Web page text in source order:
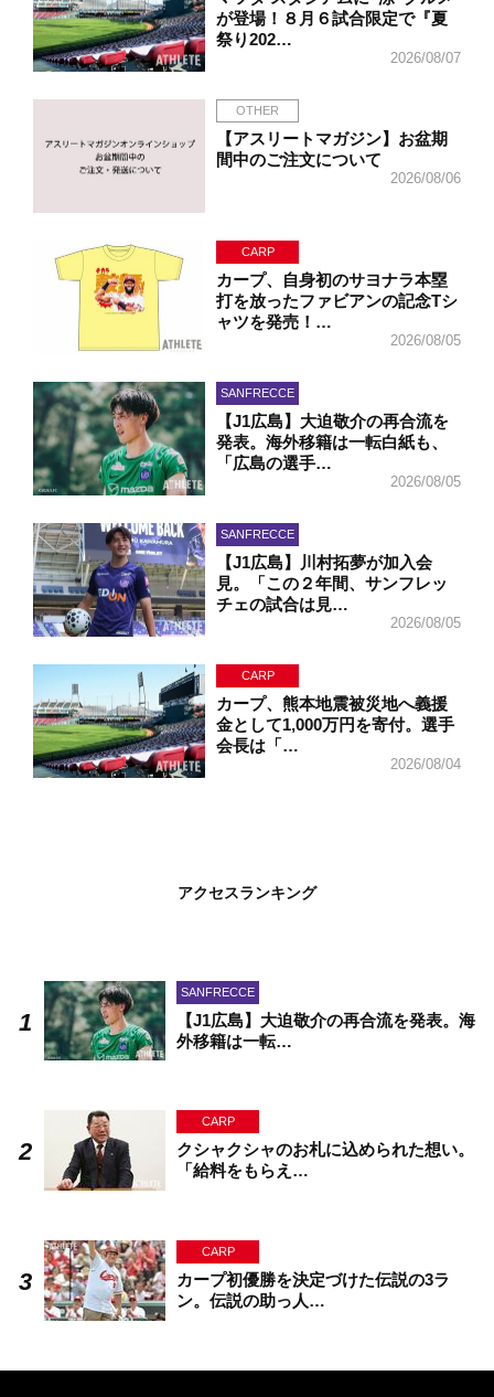
が登場！８月６試合限定で『夏
祭り202…
2026/08/07
OTHER
【アスリートマガジン】お盆期
間中のご注文について
2026/08/06
CARP
カープ、自身初のサヨナラ本塁
打を放ったファビアンの記念Tシ
ャツを発売！…
2026/08/05
SANFRECCE
【J1広島】大迫敬介の再合流を
発表。海外移籍は一転白紙も、
「広島の選手…
2026/08/05
SANFRECCE
【J1広島】川村拓夢が加入会
見。「この２年間、サンフレッ
チェの試合は見…
2026/08/05
CARP
カープ、熊本地震被災地へ義援
金として1,000万円を寄付。選手
会長は「…
2026/08/04
アクセスランキング
SANFRECCE
【J1広島】大迫敬介の再合流を発表。海
外移籍は一転…
CARP
クシャクシャのお札に込められた想い。
「給料をもらえ…
CARP
カープ初優勝を決定づけた伝説の3ラ
ン。伝説の助っ人…